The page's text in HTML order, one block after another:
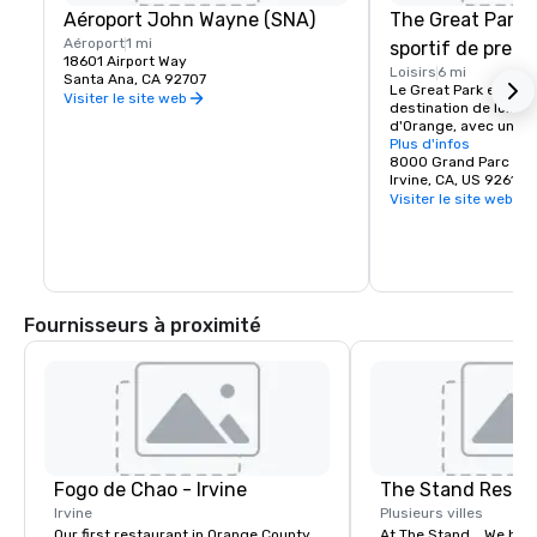
Aéroport John Wayne (SNA)
Aéroport1 mi
18601 Airport Way
Santa Ana, CA 92707
Visiter le site web
The Great Park
sportif de
Loisirs 6 mi
Le Great Park est la
destination de
d'Orange, avec un
194 acres
pour le football, le
basket-ball, le
Plus d'infos
8000 Grand Parc
Irvine, CA, US 92618
Visiter le site web
Fournisseurs à proximité
Fogo de Chao - Irvine
Irvine
The Stand
Plusieurs villes